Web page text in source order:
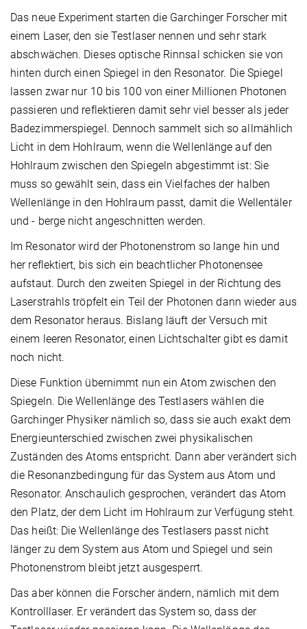
Das neue Experiment starten die Garchinger Forscher mit
einem Laser, den sie Testlaser nennen und sehr stark
abschwächen. Dieses optische Rinnsal schicken sie von
hinten durch einen Spiegel in den Resonator. Die Spiegel
lassen zwar nur 10 bis 100 von einer Millionen Photonen
passieren und reflektieren damit sehr viel besser als jeder
Badezimmerspiegel. Dennoch sammelt sich so allmählich
Licht in dem Hohlraum, wenn die Wellenlänge auf den
Hohlraum zwischen den Spiegeln abgestimmt ist: Sie
muss so gewählt sein, dass ein Vielfaches der halben
Wellenlänge in den Hohlraum passt, damit die Wellentäler
und - berge nicht angeschnitten werden.
Im Resonator wird der Photonenstrom so lange hin und
her reflektiert, bis sich ein beachtlicher Photonensee
aufstaut. Durch den zweiten Spiegel in der Richtung des
Laserstrahls tröpfelt ein Teil der Photonen dann wieder aus
dem Resonator heraus. Bislang läuft der Versuch mit
einem leeren Resonator, einen Lichtschalter gibt es damit
noch nicht.
Diese Funktion übernimmt nun ein Atom zwischen den
Spiegeln. Die Wellenlänge des Testlasers wählen die
Garchinger Physiker nämlich so, dass sie auch exakt dem
Energieunterschied zwischen zwei physikalischen
Zuständen des Atoms entspricht. Dann aber verändert sich
die Resonanzbedingung für das System aus Atom und
Resonator. Anschaulich gesprochen, verändert das Atom
den Platz, der dem Licht im Hohlraum zur Verfügung steht.
Das heißt: Die Wellenlänge des Testlasers passt nicht
länger zu dem System aus Atom und Spiegel und sein
Photonenstrom bleibt jetzt ausgesperrt.
Das aber können die Forscher ändern, nämlich mit dem
Kontrolllaser. Er verändert das System so, dass der